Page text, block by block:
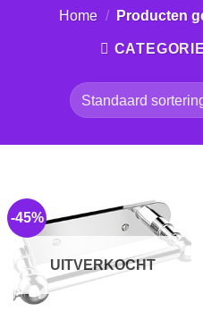
Home / Producten
-45%
UITVERKOCHT